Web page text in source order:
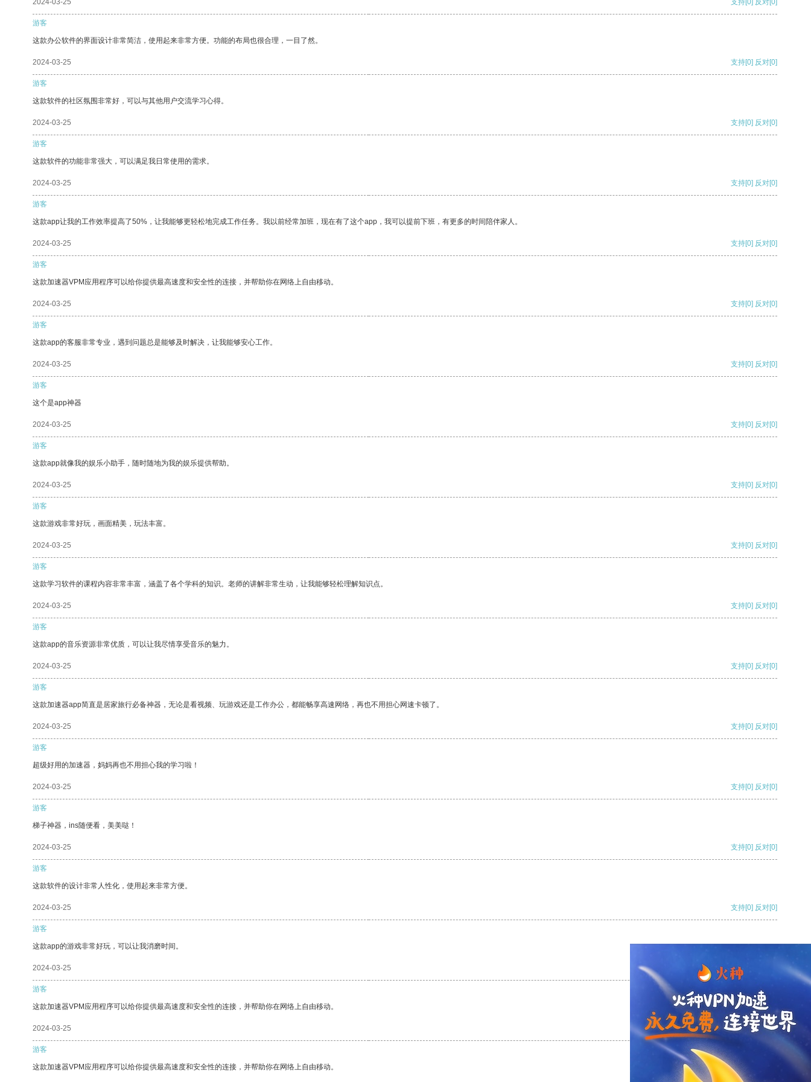
2024-03-25 支持 [0] 反对 [0]
游客
这款办公软件的界面设计非常简洁，使用起来非常方便。功能的布局也很合理，一目了然。
2024-03-25 支持[0] 反对[0]
游客
这款软件的社区氛围非常好，可以与其他用户交流学习心得。
2024-03-25 支持[0] 反对[0]
游客
这款软件的功能非常强大，可以满足我日常使用的需求。
2024-03-25 支持[0] 反对[0]
游客
这款app让我的工作效率提高了50%，让我能够更轻松地完成工作任务。我以前经常加班，现在有了这个app，我可以提前下班，有更多的时间陪伴家人。
2024-03-25 支持[0] 反对[0]
游客
这款加速器VPM应用程序可以给你提供最高速度和安全性的连接，并帮助你在网络上自由移动。
2024-03-25 支持[0] 反对[0]
游客
这款app的客服非常专业，遇到问题总是能够及时解决，让我能够安心工作。
2024-03-25 支持[0] 反对[0]
游客
这个是app神器
2024-03-25 支持[0] 反对[0]
游客
这款app就像我的娱乐小助手，随时随地为我的娱乐提供帮助。
2024-03-25 支持[0] 反对[0]
游客
这款游戏非常好玩，画面精美，玩法丰富。
2024-03-25 支持[0] 反对[0]
游客
这款学习软件的课程内容非常丰富，涵盖了各个学科的知识。老师的讲解非常生动，让我能够轻松理解知识点。
2024-03-25 支持[0] 反对[0]
游客
这款app的音乐资源非常优质，可以让我尽情享受音乐的魅力。
2024-03-25 支持[0] 反对[0]
游客
这款加速器app简直是居家旅行必备神器，无论是看视频、玩游戏还是工作办公，都能畅享高速网络，再也不用担心网速卡顿了。
2024-03-25 支持[0] 反对[0]
游客
超级好用的加速器，妈妈再也不用担心我的学习啦！
2024-03-25 支持[0] 反对[0]
游客
梯子神器，ins随便看，美美哒！
2024-03-25 支持[0] 反对[0]
游客
这款软件的设计非常人性化，使用起来非常方便。
2024-03-25 支持[0] 反对[0]
游客
这款app的游戏非常好玩，可以让我消磨时间。
2024-03-25 支持
游客
这款加速器VPM应用程序可以给你提供最高速度和安全性的连接，并帮助你在网络上自由移动。
2024-03-25 支持[0] 反对[0]
游客
这款加速器VPM应用程序可以给你提供最高速度和安全性的连接，并帮助你在网络上自由移动。